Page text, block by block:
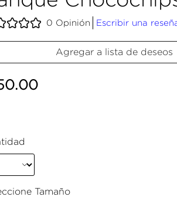
0 Opinión Escribir una
Agregar a lista de deseos
Tamaño